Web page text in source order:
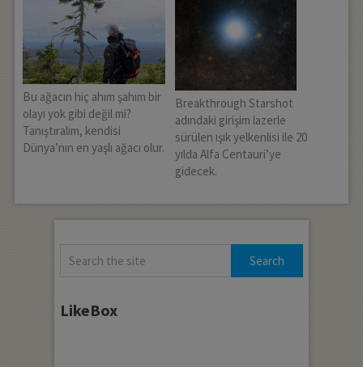
Bu ağacın hiç ahım şahım bir
olayı yok gibi değil mi?
Tanıştıralım, kendisi
Dünya’nın en yaşlı ağacı olur.
Breakthrough Starshot
adındaki girişim lazerle
sürülen ışık yelkenlisi ile 20
yılda Alfa Centauri’ye
gidecek.
LikeBox